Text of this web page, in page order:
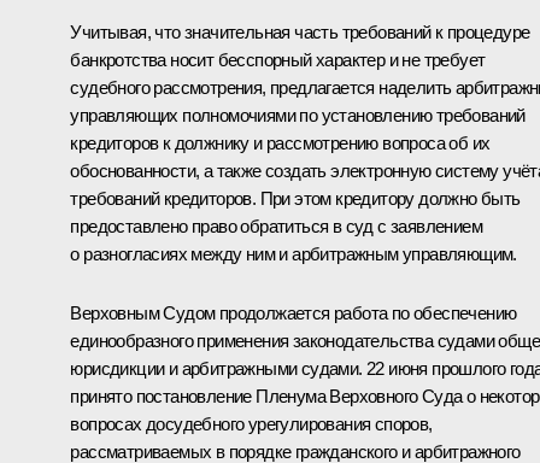
Учитывая, что значительная часть требований к процедуре
банкротства носит бесспорный характер и не требует
судебного рассмотрения, предлагается наделить
управляющих полномочиями по установлению требований
кредиторов к должнику и рассмотрению вопроса об их
обоснованности, а также создать электронную систему
требований кредиторов. При этом кредитору должно быть
предоставлено право обратиться в суд с заявлением
о разногласиях между ним и арбитражным управляющим.
Верховным Судом продолжается работа по обеспечению
единообразного применения законодательства судами
юрисдикции и арбитражными судами. 22 июня прошлого
принято постановление Пленума Верховного Суда о
вопросах досудебного урегулирования споров,
рассматриваемых в порядке гражданского и арбитражного